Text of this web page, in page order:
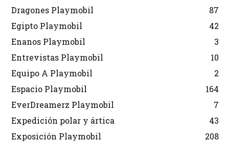
Dragones Playmobil
87
Egipto Playmobil
42
Enanos Playmobil
3
Entrevistas Playmobil
10
Equipo A Playmobil
2
Espacio Playmobil
164
EverDreamerz Playmobil
7
Expedición polar y ártica
43
Exposición Playmobil
208